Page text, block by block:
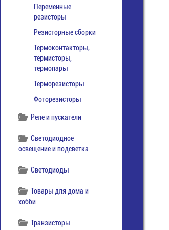
Переменные
резисторы
Резисторные сборки
Термоконтакторы,
термисторы,
термопары
Терморезисторы
Фоторезисторы
Реле и пускатели
Светодиодное
освещение и подсветка
Светодиоды
Товары для дома и
хобби
Транзисторы